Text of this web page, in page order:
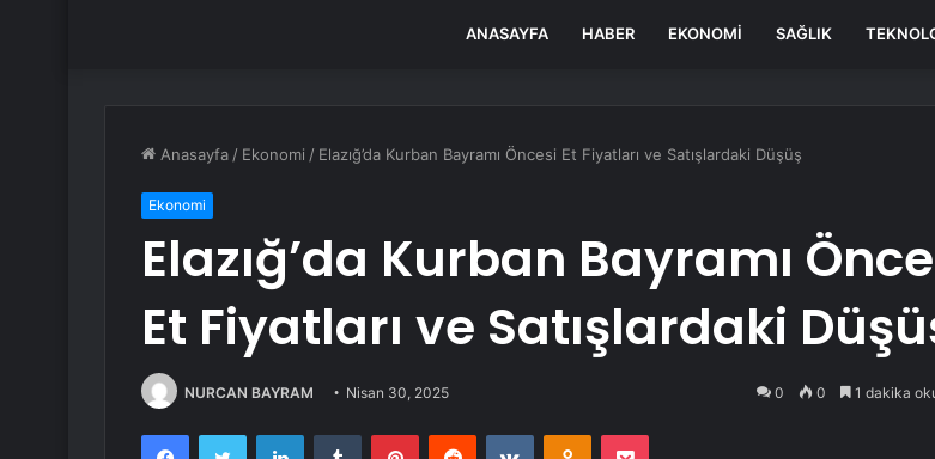
ANASAYFA HABER EKONOMI SAĞLIK
Anasayfa / Ekonomi / Elazığ’da Kurban Bayramı Öncesi Et Fiyatları ve Satışlardaki Düşüş
Ekonomi
Elazığ’da Kurban Bayramı
Et Fiyatları ve Satışlardaki
NURCAN BAYRAM Nisan 30, 2025 0 0 1 dakika
FacebookTwitter LinkedInTumblr PinterestReddit VKontakteOdnoklassniki
Pocket